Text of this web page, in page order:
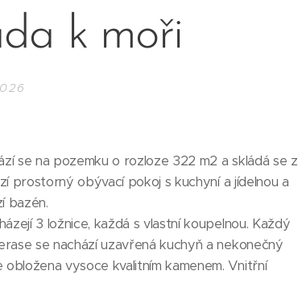
k moři
se na pozemku o rozloze 322 m2 a skládá se z
prostorný obývací pokoj s kuchyní a jídelnou a
bazén.
3 ložnice, každá s vlastní koupelnou. Každý
se nachází uzavřená kuchyň a nekonečný
vysoce kvalitním kamenem. Vnitřní